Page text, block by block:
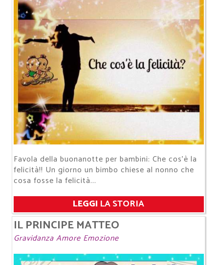
Favola della buonanotte per bambini: Che cos'è la
felicità!! Un giorno un bimbo chiese al nonno che
cosa fosse la felicità...
LEGGI LA STORIA
IL PRINCIPE MATTEO
Gravidanza Amore Emozione